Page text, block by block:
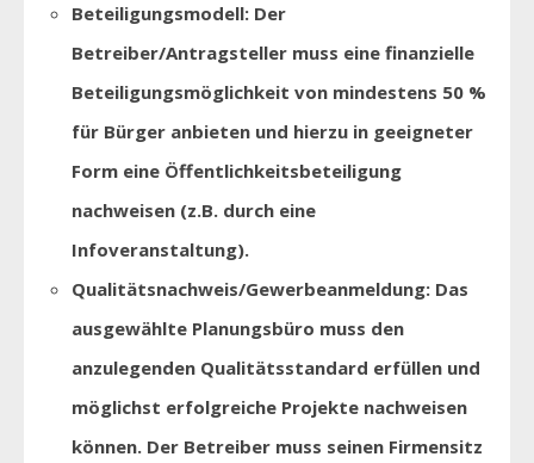
Beteiligungsmodell: Der
Betreiber/Antragsteller muss eine finanzielle
Beteiligungsmöglichkeit von mindestens 50 %
für Bürger anbieten und hierzu in geeigneter
Form eine Öffentlichkeitsbeteiligung
nachweisen (z.B. durch eine
Infoveranstaltung).
Qualitätsnachweis/Gewerbeanmeldung: Das
ausgewählte Planungsbüro muss den
anzulegenden Qualitätsstandard erfüllen und
möglichst erfolgreiche Projekte nachweisen
können. Der Betreiber muss seinen Firmensitz